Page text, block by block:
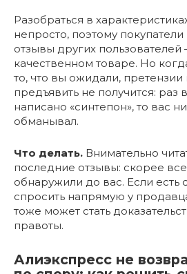
Разобраться в
непросто, поэтому
отзывы других
качественном товаре. Но
то, что вы ожидали,
предъявить не получится: раз
написано «синтепон», то вас
обманывал.
Что делать. Внимательно
последние отзывы: скорее
обнаружили до вас. Если есть
спросить напрямую у
тоже может стать
правоты.
Алиэкспресс не